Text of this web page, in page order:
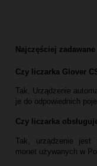
Najczęściej
Czy liczarka Glover
Tak. Urządzenie
je do odpowiednich
Czy liczarka
Tak, urządzenie jest
monet używanych w